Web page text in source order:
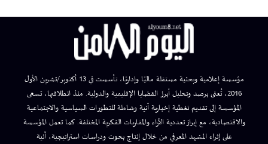
مؤسسة إعلامية وبحثية مستقلة ماليًا وإداريًا، تأسست في 13 أكتوبر/تشرين الأول
2016، تُعنى برصد وتحليل أبرز القضايا الإقليمية والدولية. منذ انطلاقتها، تسعى
المؤسسة إلى تقديم تغطية إخبارية آنية وشاملة للتطورات السياسية والاجتماعية
والاقتصادية، مع إبراز تعددية الآراء والمقاربات الفكرية المختلفة. كما تعمل المؤسسة
على إثراء المشهد المعرفي من خلال إنتاج بحوث ودراسات استراتيجية، آنية